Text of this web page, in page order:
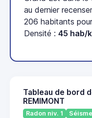
au dernier
206 habitants
Densité : 45 hab/
Tableau de bord
REMIMONT
Radon niv. 1